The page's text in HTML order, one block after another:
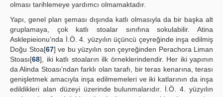
olması tarihlemeye yardımcı olmamaktadır.
Yapı, genel plan şeması dışında katlı olmasıyla da bir başka alt
gruplamaya, çok katlı stoalar sınıfına sokulabilir. Atina
Asklepieionu’nda İ.Ö. 4. yüzyılın üçüncü çeyreğinde inşa edilmiş
Doğu Stoa[67] ve bu yüzyılın son çeyreğinden Perachora Liman
Stoası[68], iki katlı stoaların ilk örneklerindendir. Her iki yapının
da Alinda Stoası’ndan farklı olan tarafı, bir teras kenarına, terası
genişletmek amacıyla inşa edilmemeleri ve iki katlarının da inşa
edildikleri alan düzeyi üzerinde bulunmalarıdır. İ.Ö. 4. yüzyılın